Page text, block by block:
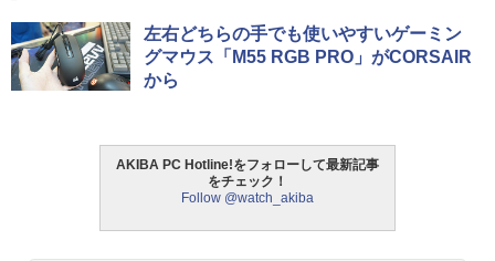
左右どちらの手でも使いやすいゲーミン
グマウス「M55 RGB PRO」がCORSAIR
から
AKIBA PC Hotline!をフォローして最新記事
をチェック！
Follow @watch_akiba